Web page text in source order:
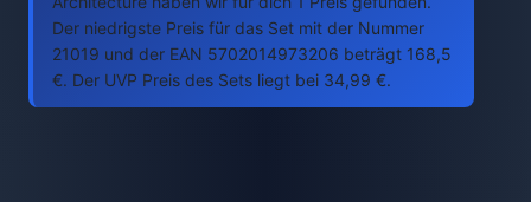
Der niedrigste Preis für das Set mit der Nummer
21019 und der EAN 5702014973206 beträgt 168,5
€. Der UVP Preis des Sets liegt bei 34,99 €.